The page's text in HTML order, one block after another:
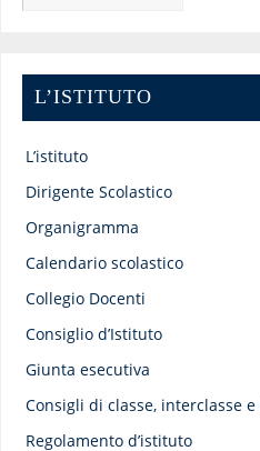
L’ISTITUTO
L’istituto
Dirigente Scolastico
Organigramma
Calendario scolastico
Collegio Docenti
Consiglio d’Istituto
Giunta esecutiva
Consigli di classe, interclasse
Regolamento d’istituto